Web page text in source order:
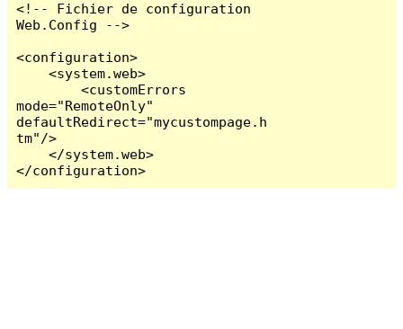
<!-- Fichier de configuration
Web.Config -->
<configuration>
    <system.web>
        <customErrors
mode="RemoteOnly"
defaultRedirect="mycustompage.h
tm"/>
    </system.web>
</configuration>